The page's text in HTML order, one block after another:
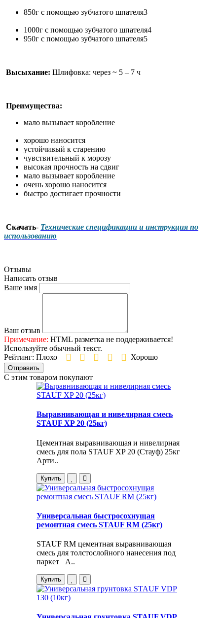
850г с помощью зубчатого шпателя3
1000г с помощью зубчатого шпателя4
950г с помощью зубчатого шпателя5
Высыхание: Шлифовка: через ~ 5 – 7 ч
Преимущества:
мало вызывает коробление
хорошо наносится
устойчивый к старению
чувствительный к морозу
высокая прочность на сдвиг
мало вызывает коробление
очень хорошо наносится
быстро достигает прочности
Скачать- Технические спецификации и инструкция по
использованию
Отзывы
Написать отзыв
Ваше имя
Ваш отзыв
Примечание: HTML разметка не поддерживается!
Используйте обычный текст.
Рейтинг: Плохо Хорошо
Отправить
С этим товаром покупают
Выравнивающая и нивелирная смесь
STAUF XP 20 (25кг)
Цементная выравнивающая и нивелирная
смесь для пола STAUF XP 20 (Стауф) 25кг
Арти..
Купить
Универсальная быстросохнущая
ремонтная смесь STAUF RM (25кг)
STAUF RM цементная выравнивающая
смесь для толстослойного нанесения под
паркет А..
Купить